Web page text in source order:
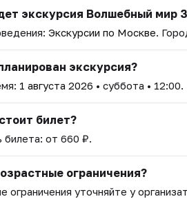
экскурсия Волшебный мир
Экскурсии по Москве.
экскурсия?
1 августа 2026 • суббота • 12:00.
билет?
билета: от 660 ₽.
ограничения?
ограничения уточняйте у